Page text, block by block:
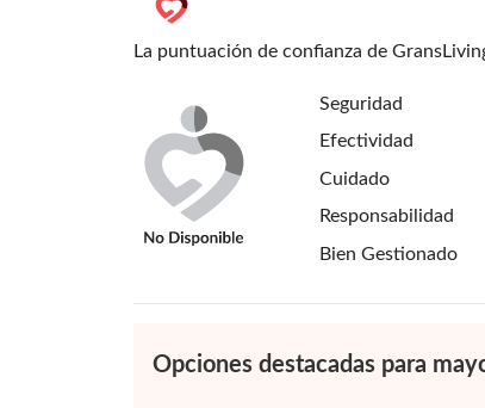
La puntuación de confianza de
Seguridad
Efectividad
Cuidado
Responsabilidad
Bien Gestionado
Opciones destacadas para